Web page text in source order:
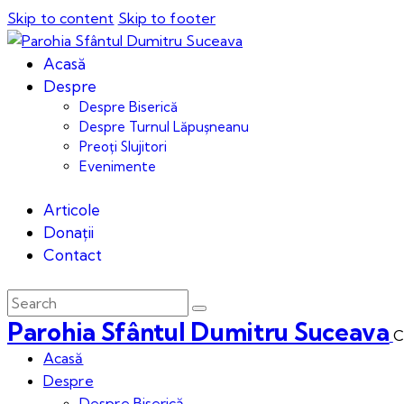
Skip to content Skip to footer
Acasă
Despre
Despre Biserică
Despre Turnul Lăpușneanu
Preoți Slujitori
Evenimente
Articole
Donații
Contact
Parohia Sfântul Dumitru Suceava
Acasă
Despre